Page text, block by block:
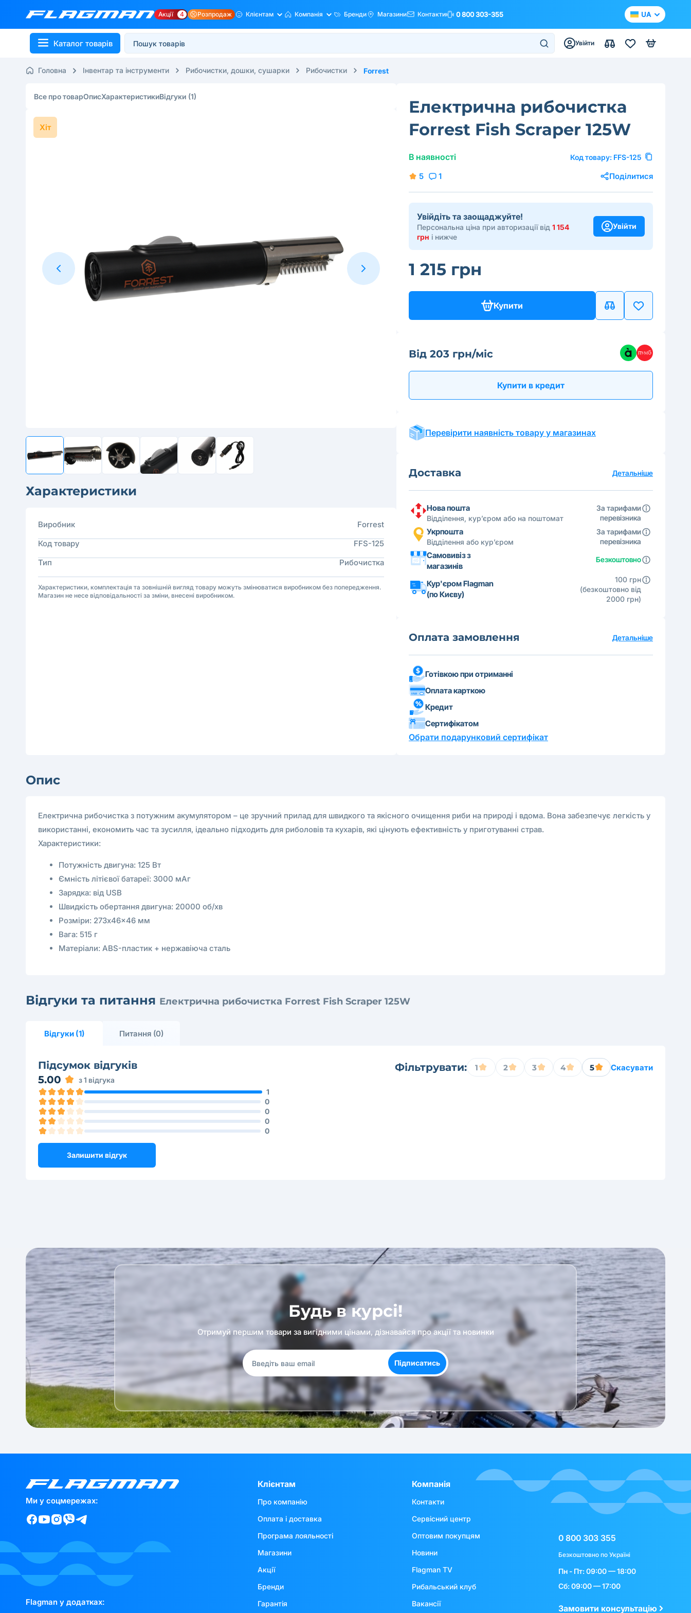
Акції 4 Розпродаж Клієнтам Компанія Бренди Магазини Контакти 0 800 303-355 UA
Каталог товарів Увійти
Головна Інвентар та інструменти Рибочистки, дошки, сушарки Рибочистки Forrest
Все про товарОписХарактеристикиВідгуки (1)
Хіт
Характеристики
Виробник
Forrest
Код товару
FFS-125
Тип
Рибочистка
Характеристики, комплектація та зовнішній вигляд товару можуть змінюватися виробником без попередження.
Магазин не несе відповідальності за зміни, внесені виробником.
Електрична рибочистка
Forrest Fish Scraper 125W
В наявності Код товару: FFS-125
5 1 Поділитися
Увійдіть та заощаджуйте!
Персональна ціна при авторизації від 1 154
грн і нижче
Увійти
1 215 грн
Купити
Від 203 грн/міс
Купити в кредит
Перевірити наявність товару у магазинах
Доставка Детальніше
Нова пошта
Відділення, кур’єром або на поштомат
За тарифами
перевізника
Укрпошта
Відділення або кур’єром
За тарифами
перевізника
Самовивіз з
магазинів
Безкоштовно
Кур'єром Flagman
(по Києву)
100 грн
(безкоштовно від
2000 грн)
Оплата замовлення Детальніше
Готівкою при отриманні
Оплата карткою
Кредит
Сертифікатом
Обрати подарунковий сертифікат
Опис
Електрична рибочистка з потужним акумулятором – це зручний прилад для швидкого та якісного очищення риби на природі і вдома. Вона забезпечує легкість у
використанні, економить час та зусилля, ідеально підходить для риболовів та кухарів, які цінують ефективність у приготуванні страв.
Характеристики:
Потужність двигуна: 125 Вт
Ємність літієвої батареї: 3000 мАг
Зарядка: від USB
Швидкість обертання двигуна: 20000 об/хв
Розміри: 273x46x46 мм
Вага: 515 г
Матеріали: ABS-пластик + нержавіюча сталь
Відгуки та питання Електрична рибочистка Forrest Fish Scraper 125W
Відгуки (1) Питання (0)
Підсумок відгуків
5.00
з 1 відгука
1
0
0
0
0
Залишити відгук
Фільтрувати: 1 2 3 4 5 Скасувати
Будь в курсі!
Отримуй першим товари за вигідними цінами, дізнавайся про акції та новинки
Підписатись
Ми у соцмережах:
Flagman у додатках:
Клієнтам
Про компанію
Оплата і доставка
Програма лояльності
Магазини
Акції
Бренди
Гарантія
Компанія
Контакти
Сервісний центр
Оптовим покупцям
Новини
Flagman TV
Рибальський клуб
Вакансії
0 800 303 355
Безкоштовно по Україні
Пн - Пт: 09:00 — 18:00
Сб: 09:00 — 17:00
Замовити консультацію